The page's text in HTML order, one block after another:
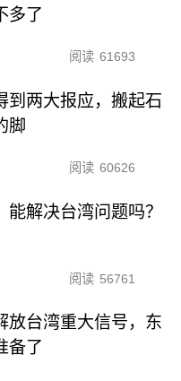
多了
阅读 61693
到两大报应，搬起石
脚
阅读 60626
能解决台湾问题吗？
阅读 56761
放台湾重大信号，东
备了